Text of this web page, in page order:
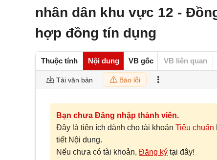
nhân dân khu vực 12 -
hợp đồng tín dụng
Thuộc tính Nội dung VB gốc VB liên quan
Tải văn bản Báo lỗi
Bạn chưa Đăng nhập thành viên.
Đây là tiện ích dành cho tài khoản Tiêu chuẩn
tiết Nội dung.
Nếu chưa có tài khoản, Đăng ký tại đây!